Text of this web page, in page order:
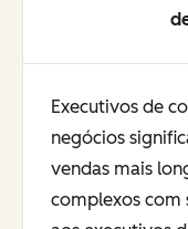
Executivos de
negócios
vendas mais
complexos com